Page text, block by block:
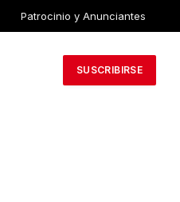
Patrocinio y Anunciantes
SUSCRIBIRSE